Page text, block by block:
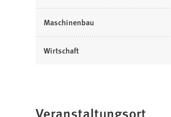
)
Maschinenbau
Wirtschaft
Veranstaltungsort